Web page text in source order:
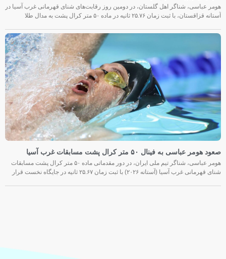
هومر عباسی، شناگر اهل گلستان، در دومین روز رقابت‌های شنای قهرمانی غرب آسیا در
آستانه قزاقستان، با ثبت زمان ۲۵.۷۶ ثانیه در ماده ۵۰ متر کرال پشت به مدال طلا
صعود هومر عباسی به فینال ۵۰ متر کرال پشت مسابقات غرب آسیا
هومر عباسی، شناگر تیم ملی ایران، در دور مقدماتی ماده ۵۰ متر کرال پشت مسابقات
شنای قهرمانی غرب آسیا (آستانه ۲۰۲۶) با ثبت زمان ۲۵.۶۷ ثانیه در جایگاه نخست قرار